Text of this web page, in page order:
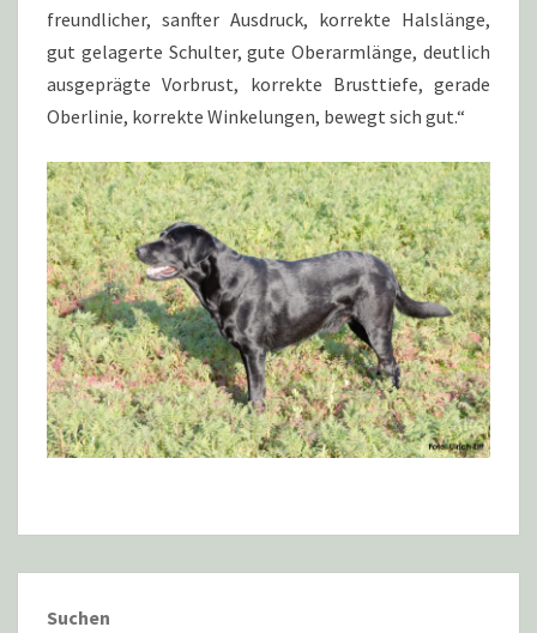
freundlicher, sanfter Ausdruck, korrekte Halslänge,
gut gelagerte Schulter, gute Oberarmlänge, deutlich
ausgeprägte Vorbrust, korrekte Brusttiefe, gerade
Oberlinie, korrekte Winkelungen, bewegt sich gut.“
Suchen